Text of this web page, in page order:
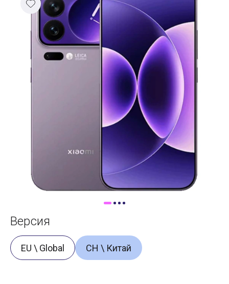
Реквизиты
Контакты
Самовывоз
Версия
EU \ Global CH \ Китай